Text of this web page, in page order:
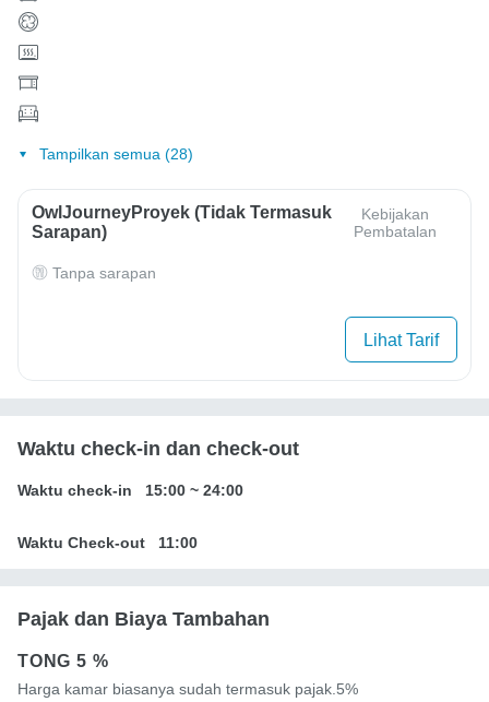
Tampilkan semua (28)
OwlJourneyProyek (Tidak Termasuk
Sarapan)
Kebijakan
Pembatalan
Tanpa sarapan
Lihat Tarif
Waktu check-in dan check-out
Waktu check-in 15:00 ~ 24:00
Waktu Check-out 11:00
Pajak dan Biaya Tambahan
TONG 5 %
Harga kamar biasanya sudah termasuk pajak.5%